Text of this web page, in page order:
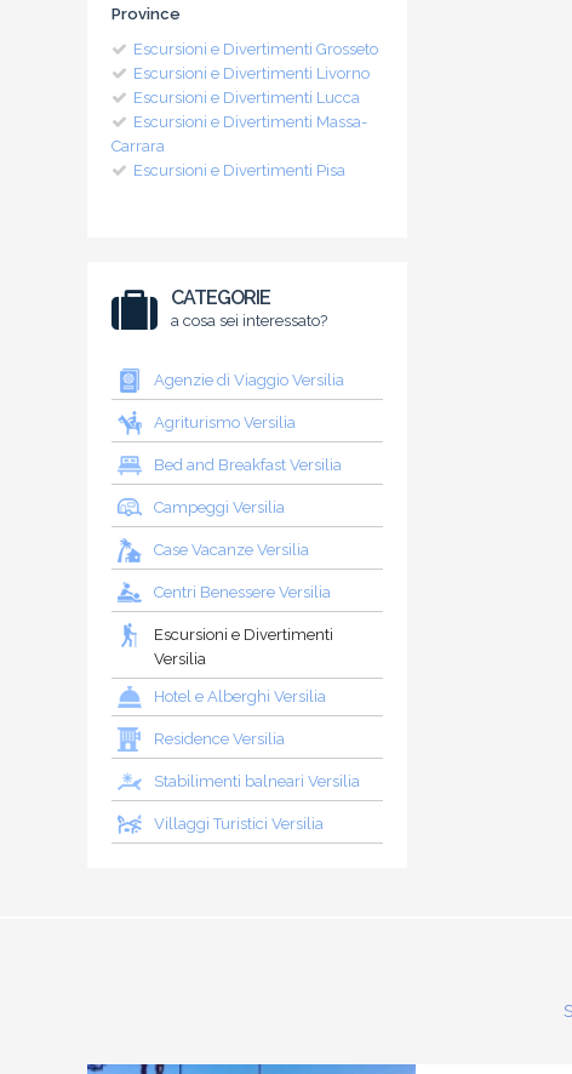
Province
Escursioni e Divertimenti Grosseto
Escursioni e Divertimenti Livorno
Escursioni e Divertimenti Lucca
Escursioni e Divertimenti Massa-
Carrara
Escursioni e Divertimenti Pisa
CATEGORIE
a cosa sei interessato?
Agenzie di Viaggio Versilia
Agriturismo Versilia
Bed and Breakfast Versilia
Campeggi Versilia
Case Vacanze Versilia
Centri Benessere Versilia
Escursioni e Divertimenti
Versilia
Hotel e Alberghi Versilia
Residence Versilia
Stabilimenti balneari Versilia
Villaggi Turistici Versilia